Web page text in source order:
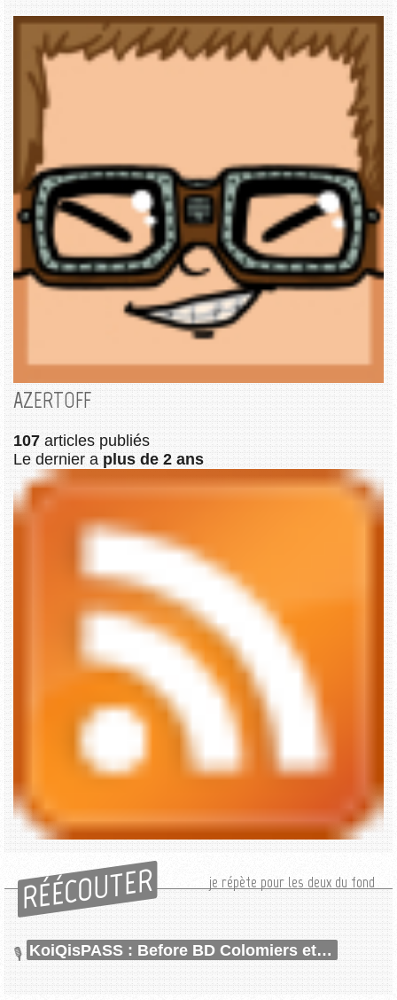
AZERTOFF
107 articles publiés
Le dernier a plus de 2 ans
RÉÉCOUTER je répète pour les deux du fond
KoiQisPASS : Before BD Colomiers et TGS 2022